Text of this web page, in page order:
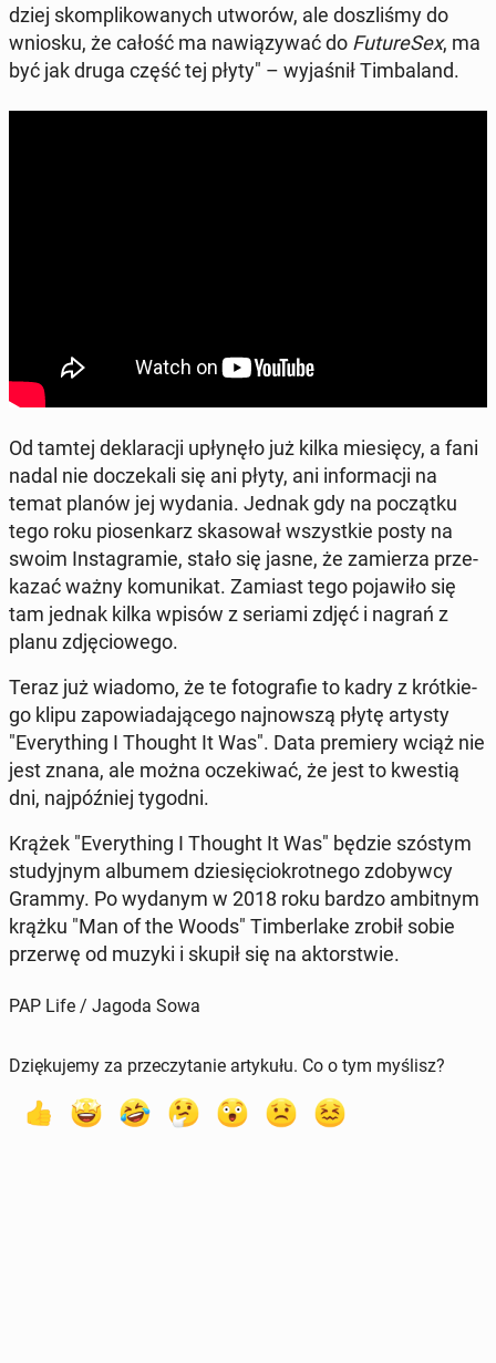
dziej skom­pli­ko­wa­nych utworów, ale do­szli­śmy do
wniosku, że całość ma na­wią­zy­wać do Fu­tu­re­Sex, ma
być jak druga część tej płyty" – wy­ja­śnił Tim­ba­land.
Od tamtej de­kla­ra­cji upły­nę­ło już kilka mie­się­cy, a fani
nadal nie do­cze­ka­li się ani płyty, ani in­for­ma­cji na
temat planów jej wydania. Jednak gdy na po­cząt­ku
tego roku pio­sen­karz ska­so­wał wszyst­kie posty na
swoim In­sta­gra­mie, stało się jasne, że za­mie­rza prze­
ka­zać ważny ko­mu­ni­kat. Zamiast tego po­ja­wi­ło się
tam jednak kilka wpisów z seriami zdjęć i nagrań z
planu zdję­cio­we­go.
Teraz już wiadomo, że te fo­to­gra­fie to kadry z krót­kie­
go klipu za­po­wia­da­ją­ce­go naj­now­szą płytę artysty
"Eve­ry­thing I Thought It Was". Data pre­mie­ry wciąż nie
jest znana, ale można ocze­ki­wać, że jest to kwestią
dni, naj­póź­niej tygodni.
Krążek "Eve­ry­thing I Thought It Was" będzie szóstym
stu­dyj­nym albumem dzie­się­cio­krot­ne­go zdo­byw­cy
Grammy. Po wydanym w 2018 roku bardzo am­bit­nym
krążku "Man of the Woods" Tim­ber­la­ke zrobił sobie
przerwę od muzyki i skupił się na ak­tor­stwie.
PAP Life / Jagoda Sowa
Dziękujemy za przeczytanie artykułu. Co o tym myślisz?